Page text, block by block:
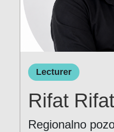
Lecturer
Rifat
Regionalno